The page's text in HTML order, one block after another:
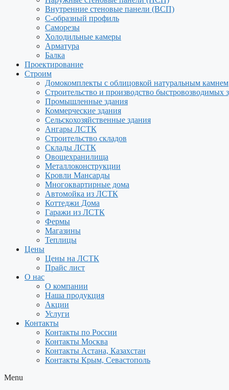
Внутренние стеновые панели (ВСП)
С-образный профиль
Саморезы
Холодильные камеры
Арматура
Балка
Проектирование
Строим
Домокомплекты с облицовкой натуральным камнем
Строительство и производство быстровозводимых
Промышленные здания
Коммерческие здания
Сельскохозяйственные здания
Ангары ЛСТК
Строительство складов
Склады ЛСТК
Овощехранилища
Металлоконструкции
Кровли Мансарды
Многоквартирные дома
Автомойка из ЛСТК
Коттеджи Дома
Гаражи из ЛСТК
Фермы
Магазины
Теплицы
Цены
Цены на ЛСТК
Прайс лист
О нас
О компании
Наша продукция
Акции
Услуги
Контакты
Контакты по России
Контакты Москва
Контакты Астана, Казахстан
Контакты Крым, Севастополь
Menu